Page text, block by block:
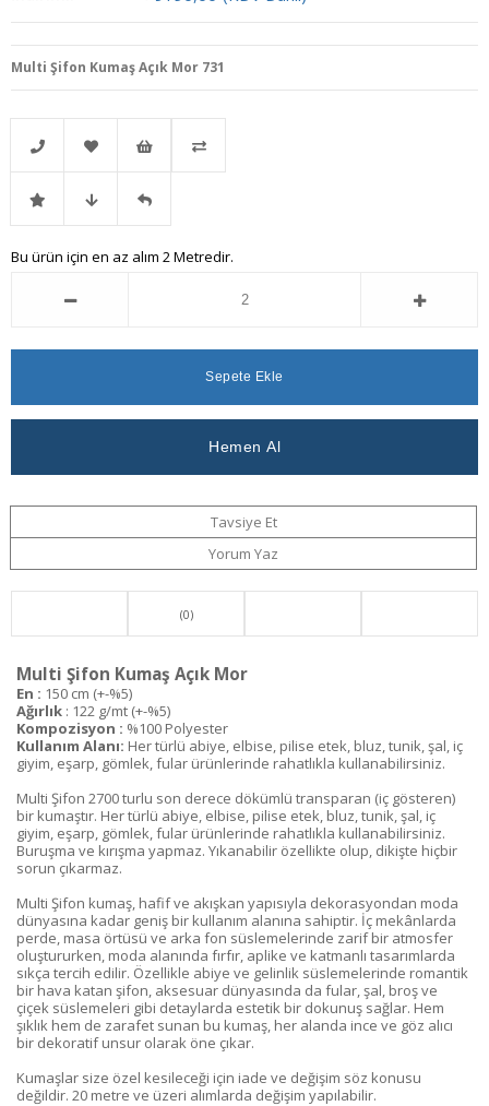
Multi Şifon Kumaş Açık Mor 731
Telefonla
Sipariş
Favorilere
Ekle
İstek
Listeme
İndirimli Fiyat
Ver
Gelince
Bu ürün için en az alım 2 Metredir.
Tavsiye Et
Yorum Yaz
(0)
Multi Şifon Kumaş Açık Mor
En : 150 cm (+-%5)
Ağırlık : 122 g/mt (+-%5)
Kompozisyon : %100 Polyester
Kullanım Alanı: Her türlü abiye, elbise, pilise etek, bluz, tunik, şal, iç
giyim, eşarp, gömlek, fular ürünlerinde rahatlıkla kullanabilirsiniz.
Multi Şifon 2700 turlu son derece dökümlü transparan (iç gösteren)
bir kumaştır. Her türlü abiye, elbise, pilise etek, bluz, tunik, şal, iç
giyim, eşarp, gömlek, fular ürünlerinde rahatlıkla kullanabilirsiniz.
Buruşma ve kırışma yapmaz. Yıkanabilir özellikte olup, dikişte hiçbir
sorun çıkarmaz.
Multi Şifon kumaş, hafif ve akışkan yapısıyla dekorasyondan moda
dünyasına kadar geniş bir kullanım alanına sahiptir. İç mekânlarda
perde, masa örtüsü ve arka fon süslemelerinde zarif bir atmosfer
oluştururken, moda alanında fırfır, aplike ve katmanlı tasarımlarda
sıkça tercih edilir. Özellikle abiye ve gelinlik süslemelerinde romantik
bir hava katan şifon, aksesuar dünyasında da fular, şal, broş ve
çiçek süslemeleri gibi detaylarda estetik bir dokunuş sağlar. Hem
şıklık hem de zarafet sunan bu kumaş, her alanda ince ve göz alıcı
bir dekoratif unsur olarak öne çıkar.
Kumaşlar size özel kesileceği için iade ve değişim söz konusu
değildir. 20 metre ve üzeri alımlarda değişim yapılabilir.